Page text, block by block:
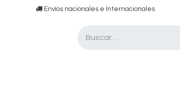
​​ E​nvíos nacionales e ​​​Internacionales​